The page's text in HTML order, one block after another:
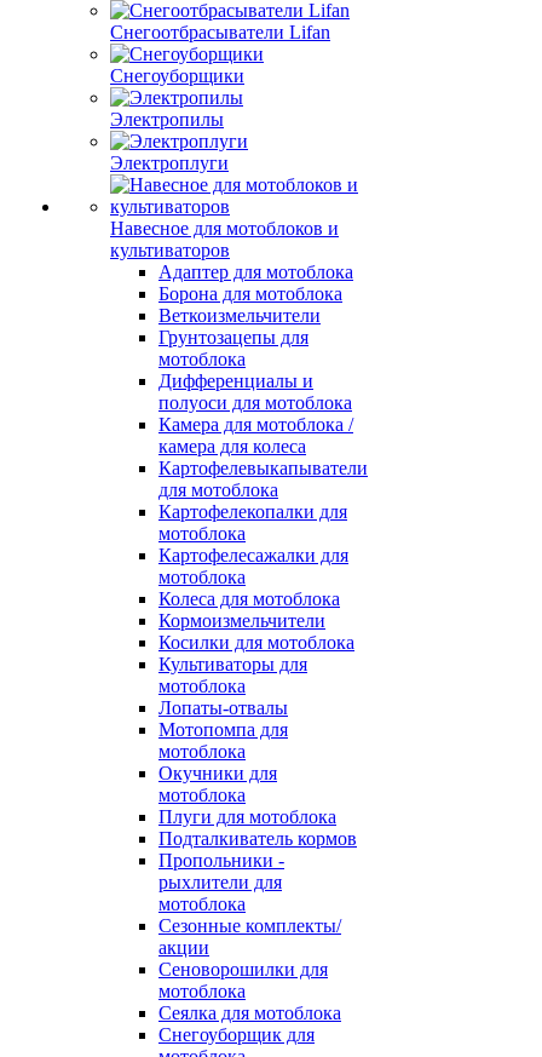
Снегоотбрасыватели Lifan
Снегоуборщики
Электропилы
Электроплуги
Навесное для мотоблоков и
культиваторов
Адаптер для мотоблока
Борона для мотоблока
Веткоизмельчители
Грунтозацепы для
мотоблока
Дифференциалы и
полуоси для мотоблока
Камера для мотоблока /
камера для колеса
Картофелевыкапыватели
для мотоблока
Картофелекопалки для
мотоблока
Картофелесажалки для
мотоблока
Колеса для мотоблока
Кормоизмельчители
Косилки для мотоблока
Культиваторы для
мотоблока
Лопаты-отвалы
Мотопомпа для
мотоблока
Окучники для
мотоблока
Плуги для мотоблока
Подталкиватель кормов
Пропольники -
рыхлители для
мотоблока
Сезонные комплекты/
акции
Сеноворошилки для
мотоблока
Сеялка для мотоблока
Снегоуборщик для